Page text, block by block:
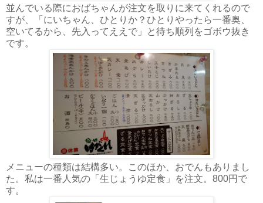
並んでいる際におばちゃんが注文を取りに来てくれるので
すが、「にいちゃん、ひとりか？ひとりやったら一番奥、
空いてるから、先入ってええで」と待ち順列をゴボウ抜き
です。
メニューの種類は結構多い。このほか、おでんもありまし
た。私は一番人気の「生じょうゆ定食」を注文。800円で
す。